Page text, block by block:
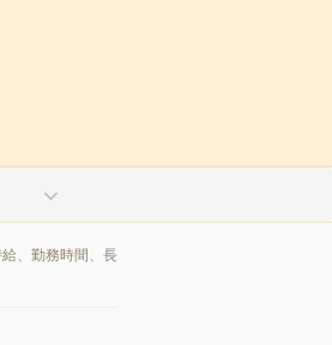
、勤務時間、長